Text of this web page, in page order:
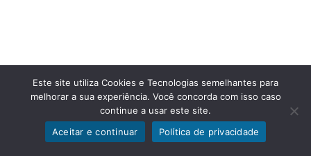
Exibir filtros
Este site utiliza Cookies e Tecnologias semelhantes para
melhorar a sua experiência. Você concorda com isso caso
continue a usar este site.
Aceitar e continuar
Política de privacidade